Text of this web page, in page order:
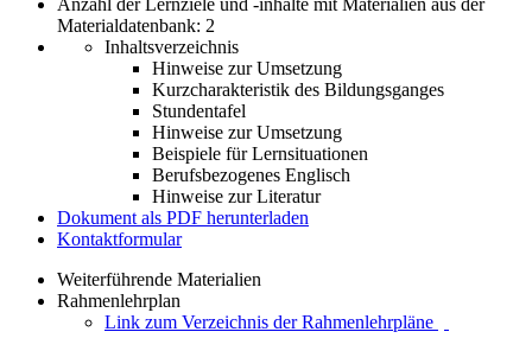
Anzahl der Lernziele und -inhalte mit Materialien aus der
Materialdatenbank: 2
Inhaltsverzeichnis
Hinweise zur Umsetzung
Kurzcharakteristik des Bildungsganges
Stundentafel
Hinweise zur Umsetzung
Beispiele für Lernsituationen
Berufsbezogenes Englisch
Hinweise zur Literatur
Dokument als PDF herunterladen
Kontaktformular
Weiterführende Materialien
Rahmenlehrplan
Link zum Verzeichnis der Rahmenlehrpläne